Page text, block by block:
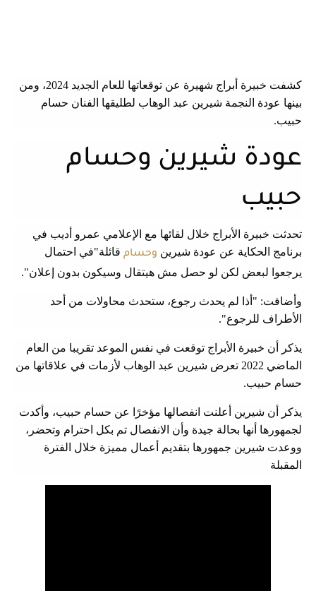
كشفت خبيرة أبراج شهيرة عن توقعاتها للعام الجديد 2024، ومن
بينها عودة النجمة شيرين عبد الوهاب لطليقها الفنان حسام
حبيب.
عودة شيرين وحسام
حبيب
تحدثت خبيرة الأبراج خلال لقائها مع الإعلامي عمرو أديب في
برنامج الحكاية عن عودة شيرين وحسام قائلة"في احتمال
يرجعوا لبعض لكن لو حصل مش هيتقال وسيكون بدون إعلان".
وأضافت: "أذا لم يحدث رجوع، ستحدث محاولات من أحد
الأطراف للرجوع".
يذكر أن خبيرة الأبراج توقعت في نفس الموعد تقريبا من العام
الماضي 2022 تعرض شيرين عبد الوهاب لأزمات في علاقاتها من
حسام حبيب.
يذكر أن شيرين أعلنت انفصالها مؤخرًا عن حسام حبيب، وأكدت
لجمهورها أنها بحالة جيدة وأن الانفصال تم بكل احترام وتحضر،
ووعدت شيرين جمهورها بتقديم أعمال مميزة خلال الفترة
المقبلة